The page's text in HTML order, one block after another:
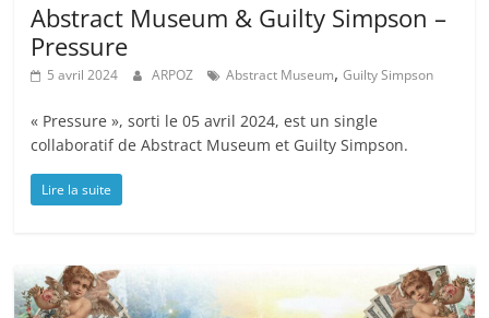
Abstract Museum & Guilty Simpson –
Pressure
5 avril 2024 ARPOZ Abstract Museum,Guilty Simpson
« Pressure », sorti le 05 avril 2024, est un single
collaboratif de Abstract Museum et Guilty Simpson.
Lire la suite